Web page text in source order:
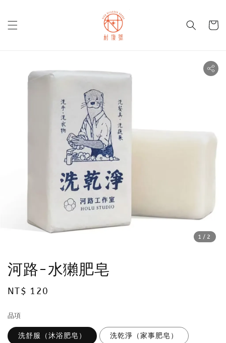
1 /2
河路-水獺肥皂
Regular
NT$ 120
品項
洗舒服（沐浴肥皂） 洗乾淨（家事肥皂）